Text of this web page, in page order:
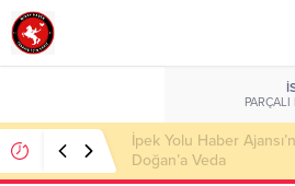
Başkan Nihat Öztürk,
Misafir Oldu